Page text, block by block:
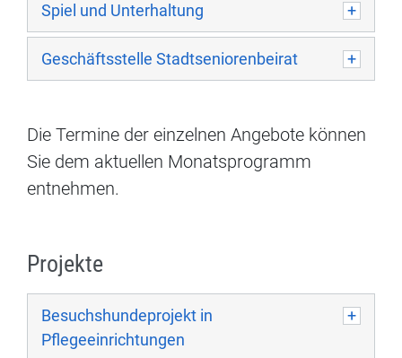
Spiel und Unterhaltung
Geschäftsstelle Stadtseniorenbeirat
Die Termine der einzelnen Angebote können
Sie dem aktuellen Monatsprogramm
entnehmen.
Projekte
Besuchshundeprojekt in
Pflegeeinrichtungen